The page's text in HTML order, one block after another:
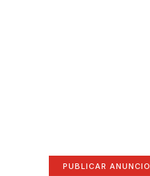
PUBLICAR ANUNCIO